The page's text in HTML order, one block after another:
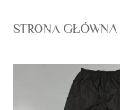
STRONA GŁÓWNA